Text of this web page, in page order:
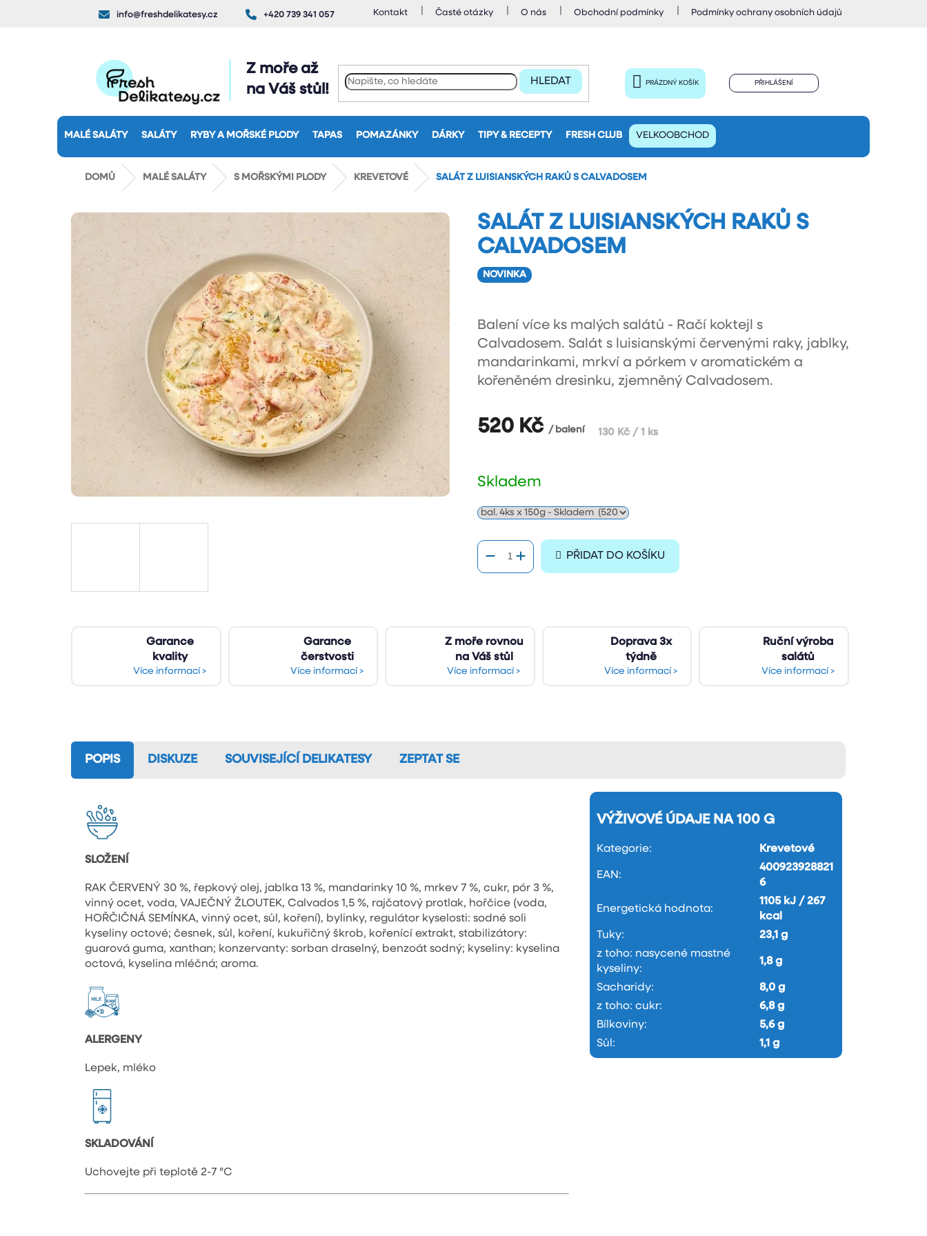
info@freshdelikatesy.cz +420 739 341 057 Kontakt Časté otázky O nás Obchodní podmínky Podmínky ochrany osobních údajů
Z moře až
na Váš stůl!
HLEDAT
PŘIHLÁŠENÍ
NÁKUPNÍ
PRÁZDNÝ KOŠÍK
MALÉ SALÁTY SALÁTY RYBY A MOŘSKÉ PLODY TAPAS POMAZÁNKY DÁRKY TIPY & RECEPTY FRESH CLUB VELKOOBCHOD
DOMŮ MALÉ SALÁTY S MOŘSKÝMI PLODY KREVETOVÉ SALÁT Z LUISIANSKÝCH RAKŮ S CALVADOSEM
SALÁT Z LUISIANSKÝCH RAKŮ S
CALVADOSEM
NOVINKA
Balení více ks malých salátů - Račí koktejl s
Calvadosem. Salát s luisianskými červenými raky, jablky,
mandarinkami, mrkví a pórkem v aromatickém a
kořeněném dresinku, zjemněný Calvadosem.
520 Kč / balení
Měrná
130 Kč / 1 ks
Skladem
PŘIDAT DO KOŠÍKU
Garance
kvality
Více informací >
Garance
čerstvosti
Více informací >
Z moře rovnou
na Váš stůl
Více informací >
Doprava 3x
týdně
Více informací >
Ruční výroba
salátů
Více informací >
POPIS DISKUZE SOUVISEJÍCÍ DELIKATESY ZEPTAT SE
SLOŽENÍ
RAK ČERVENÝ 30 %, řepkový olej, jablka 13 %, mandarinky 10 %, mrkev 7 %, cukr, pór 3 %,
vinný ocet, voda, VAJEČNÝ ŽLOUTEK, Calvados 1,5 %, rajčatový protlak, hořčice (voda,
HOŘČIČNÁ SEMÍNKA, vinný ocet, sůl, koření), bylinky, regulátor kyselosti: sodné soli
kyseliny octové; česnek, sůl, koření, kukuřičný škrob, kořenící extrakt, stabilizátory:
guarová guma, xanthan; konzervanty: sorban draselný, benzoát sodný; kyseliny: kyselina
octová, kyselina mléčná; aroma.
ALERGENY
Lepek, mléko
SKLADOVÁNÍ
Uchovejte při teplotě 2-7 °C
VÝŽIVOVÉ ÚDAJE NA 100 G
Kategorie: Krevetové
EAN :
400923928821
6
Energetická hodnota:
1105 kJ / 267
kcal
Tuky:
23,1 g
z toho: nasycené mastné
kyseliny:
1,8 g
Sacharidy:
8,0 g
z toho: cukr:
6,8 g
Bílkoviny:
5,6 g
Sůl : 1,1 g